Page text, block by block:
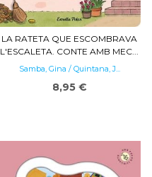
LA RATETA QUE ESCOMBRAVA
L'ESCALETA. CONTE AMB MEC...
Samba, Gina / Quintana, J...
8,95 €